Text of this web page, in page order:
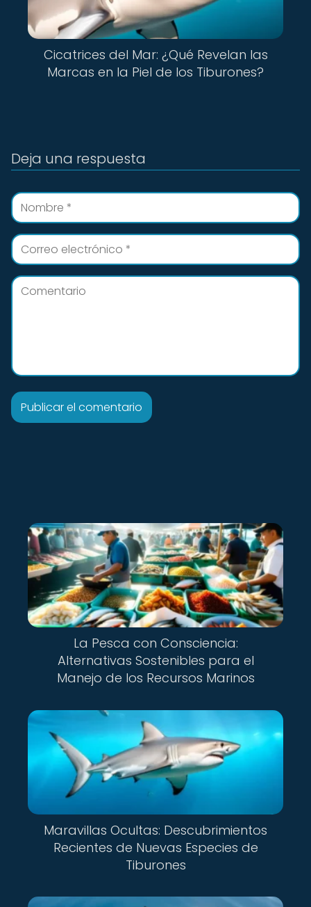
Cicatrices del Mar: ¿Qué Revelan las
Marcas en la Piel de los Tiburones?
Deja una respuesta
Nuevo
La Pesca con Consciencia:
Alternativas Sostenibles para el
Manejo de los Recursos Marinos
Maravillas Ocultas: Descubrimientos
Recientes de Nuevas Especies de
Tiburones